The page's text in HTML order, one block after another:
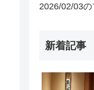
2026/02/03
新着記事